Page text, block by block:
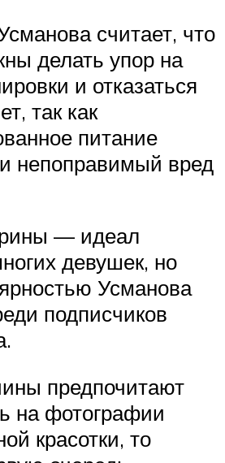
считает, что
делать упор на
и отказаться
так как
питание
непоправимый вред
— идеал
девушек, но
Усманова
подписчиков
предпочитают
на фотографии
красотки, то